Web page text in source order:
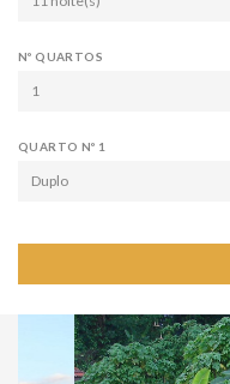
Nº QUARTOS
1
QUARTO Nº 1
Duplo